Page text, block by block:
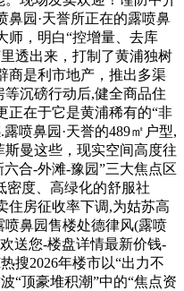
鼻园·天誉所正在的露喷鼻
师，明白“控增量、去库
透出来，打制了黄浦独树
商是利市地产，推出多渠
沉磅行动后,健全商品住
正在于它是黄浦稀有的“非
喷鼻园·天誉的489㎡户型,
曼这些，现实空间高度往
合-外滩-豫园”三大焦点区
密度、高绿化的舒服社
住房征收率下调,为姑苏高
鼻园售楼处德律风(露喷
送您-楼盘详情最新价钱-
搜2026年楼市以“出力不
“顶豪堆积潮”中的“焦点资